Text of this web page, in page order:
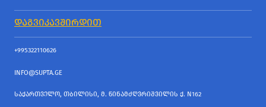
ᲓᲐᲒᲕᲘᲙᲐᲕᲨᲘᲠᲓᲘᲗ
+995322110626
INFO@SUPTA.GE
ᲡᲐᲥᲐᲠᲗᲕᲔᲚᲝ, ᲗᲑᲘᲚᲘᲡᲘ, Მ. ᲬᲘᲜᲐᲛᲫᲦᲕᲠᲘᲨᲕᲘᲚᲘᲡ Ქ. N162